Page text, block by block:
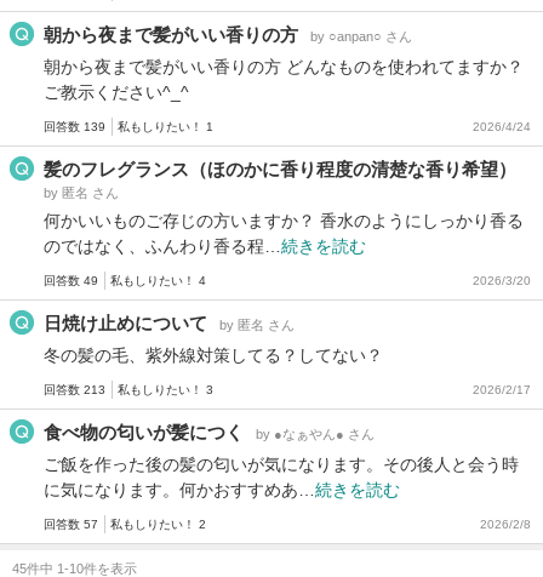
朝から夜まで髪がいい香りの方 by ○anpan○ さん
朝から夜まで髪がいい香りの方 どんなものを使われてますか？
ご教示ください^_^
回答数 139 私もしりたい！ 1 2026/4/24
髪のフレグランス（ほのかに香り程度の清楚な香り希望）
by 匿名 さん
何かいいものご存じの方いますか？ 香水のようにしっかり香る
のではなく、ふんわり香る程… 続きを読む
回答数 49 私もしりたい！ 4 2026/3/20
日焼け止めについて by 匿名 さん
冬の髪の毛、紫外線対策してる？してない？
回答数 213 私もしりたい！ 3 2026/2/17
食べ物の匂いが髪につく by ●なぁやん● さん
ご飯を作った後の髪の匂いが気になります。その後人と会う時
に気になります。何かおすすめあ… 続きを読む
回答数 57 私もしりたい！ 2 2026/2/8
45件中 1-10件を表示